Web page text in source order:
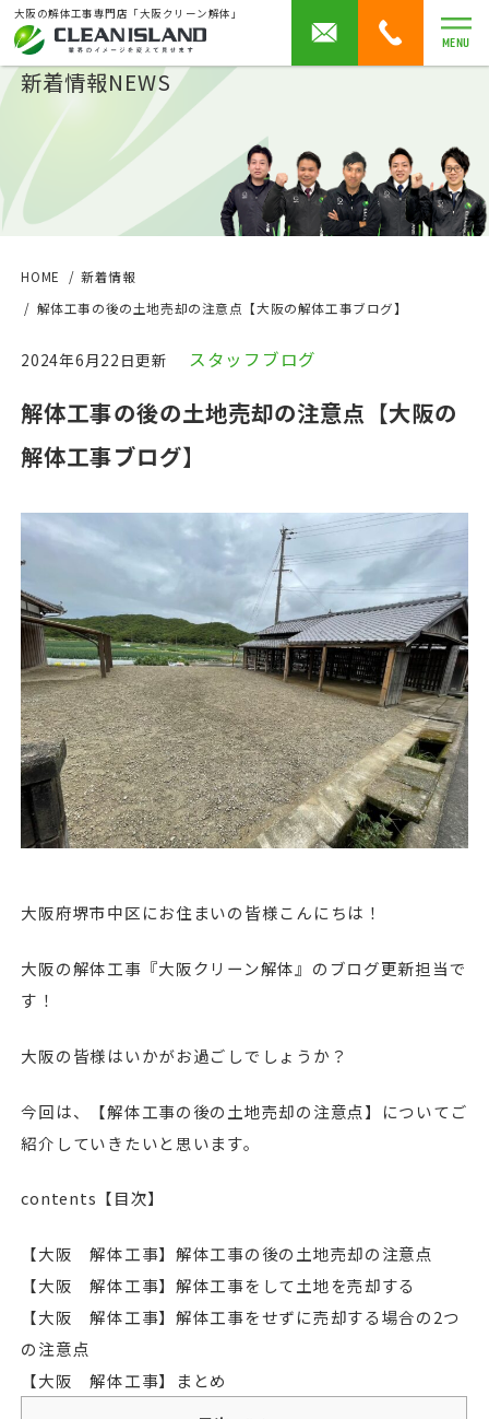
大阪の解体工事専門店「大阪クリーン解体」
MENU
新着情報NEWS
HOME
新着情報
解体工事の後の土地売却の注意点【大阪の解体工事ブログ】
2024年6月22日更新 スタッフブログ
解体工事の後の土地売却の注意点【大阪の
解体工事ブログ】
大阪府堺市中区にお住まいの皆様こんにちは！
大阪の解体工事『大阪クリーン解体』のブログ更新担当で
す！
大阪の皆様はいかがお過ごしでしょうか？
今回は、【解体工事の後の土地売却の注意点】についてご
紹介していきたいと思います。
contents【目次】
【大阪 解体工事】解体工事の後の土地売却の注意点
【大阪 解体工事】解体工事をして土地を売却する
【大阪 解体工事】解体工事をせずに売却する場合の2つ
の注意点
【大阪 解体工事】まとめ